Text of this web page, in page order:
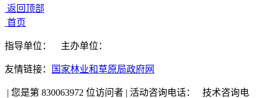
返回顶部
首页
指导单位： 主办单位：
友情链接： 国家林业和草原局政府网
| 您是第 830063972 位访问者 | 活动咨询电话： 技术咨询电